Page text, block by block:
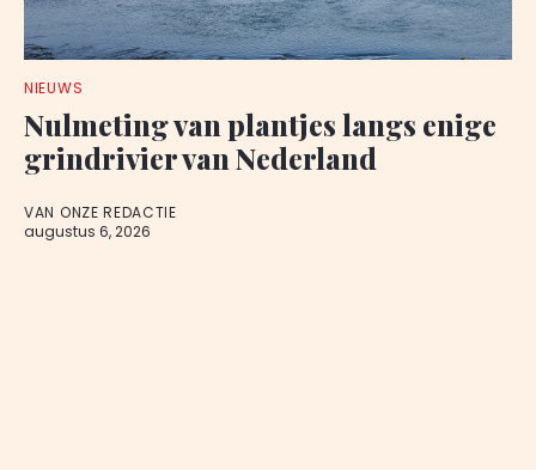
NIEUWS
Nulmeting van plantjes langs enige
grindrivier van Nederland
VAN ONZE REDACTIE
augustus 6, 2026